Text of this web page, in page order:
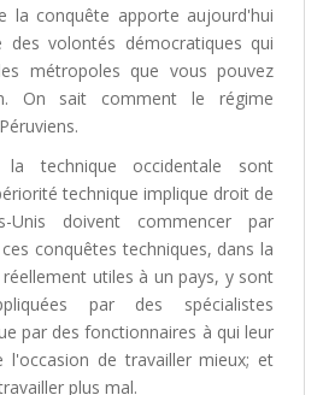
la conquête apporte aujourd'hui
des volontés démocratiques qui
métropoles que vous pouvez
On sait comment le régime
technique occidentale sont
technique implique droit de
Unis doivent commencer par
conquêtes techniques, dans la
utiles à un pays, y sont
par des spécialistes
par des fonctionnaires à qui leur
l'occasion de travailler mieux; et
plus mal.